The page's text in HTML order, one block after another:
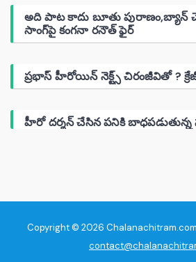
అది పాట కాదు బూతు
సాంగ్‌పై కంగనా రనౌత్ ఫైర్
ప్రభాస్ హీరోయిన్ నెక్ట్స్ చిరంజీవితో ?
హీరో దర్శన్ చేసిన పనికి
Copyright © 2026